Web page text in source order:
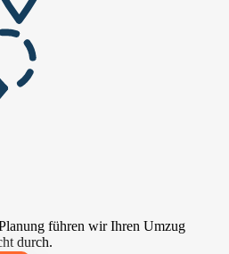
führen wir Ihren Umzug
durch.